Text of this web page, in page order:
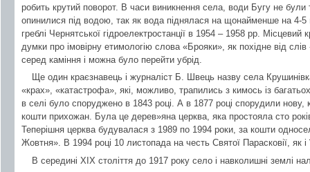
робить крутий поворот. В часи виникнення села, води Бугу не
опинилися під водою, так як вода піднялася на щонайменше на 4-5
греблі Чернятської гідроелектростанції в 1954 – 1958 рр.
думки про імовірну етимологію слова «Брояки», як похідне від
серед каміння і можна було перейти убрід.
Ще один краєзнавець і журналіст Б. Швець назву села
«крах», «катастрофа», які, можливо, трапились з кимось із
в селі було споруджено в 1843 році. А в 1877 році спорудили
кошти прихожан. Була це дерев»яна церква, яка простояла сто років
Теперішня церква будувалася з 1989 по 1994 роки, за кошти
Жовтня». В 1994 році 10 листопада на честь Святої Парасковії, як і
В середині ХІХ століття до 1917 року село і навколишні землі